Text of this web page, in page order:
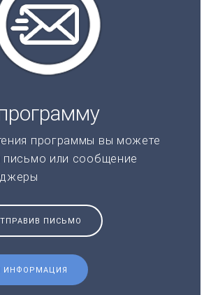
программы вы можете
письмо или сообщение
ПИСЬМО
ИНФОРМАЦИЯ